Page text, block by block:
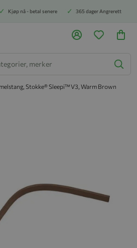
Kjøp nå - betal senere 365 dager Angrerett
Stokke® Sleepi™ V3, Warm Brown